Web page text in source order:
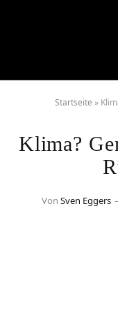
Startseite »
Klima?
Von Sven Eggers